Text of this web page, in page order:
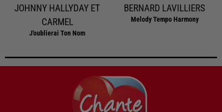
JOHNNY HALLYDAY ET
CARMEL
J'oublierai Ton Nom
BERNARD LAVILLIERS
Melody Tempo Harmony